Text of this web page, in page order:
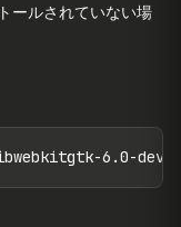
ールされていない場
6.0-dev